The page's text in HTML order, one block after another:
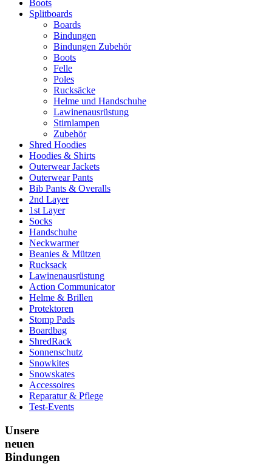
Boots
Splitboards
Boards
Bindungen
Bindungen Zubehör
Boots
Felle
Poles
Rucksäcke
Helme und Handschuhe
Lawinenausrüstung
Stirnlampen
Zubehör
Shred Hoodies
Hoodies & Shirts
Outerwear Jackets
Outerwear Pants
Bib Pants & Overalls
2nd Layer
1st Layer
Socks
Handschuhe
Neckwarmer
Beanies & Mützen
Rucksack
Lawinenausrüstung
Action Communicator
Helme & Brillen
Protektoren
Stomp Pads
Boardbag
ShredRack
Sonnenschutz
Snowkites
Snowskates
Accessoires
Reparatur & Pflege
Test-Events
Unsere
neuen
Bindungen